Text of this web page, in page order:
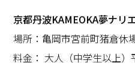
京都丹波KAMEOKA夢ナリ
場所：亀岡市宮前町猪倉休
料金： 大人（中学生以上